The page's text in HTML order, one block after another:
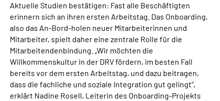
Mein Kundenportal
Aktuelle Studien bestätigen: Fast alle Beschäftigten
erinnern sich an ihren ersten Arbeitstag. Das Onboarding,
also das An-Bord-holen neuer Mitarbeiterinnen und
Mitarbeiter, spielt daher eine zentrale Rolle für die
Mitarbeitendenbindung. „Wir möchten die
Willkommenskultur in der DRV fördern, im besten Fall
bereits vor dem ersten Arbeitstag, und dazu beitragen,
dass die fachliche und soziale Integration gut gelingt“,
erklärt Nadine Rosell, Leiterin des Onboarding-Projekts